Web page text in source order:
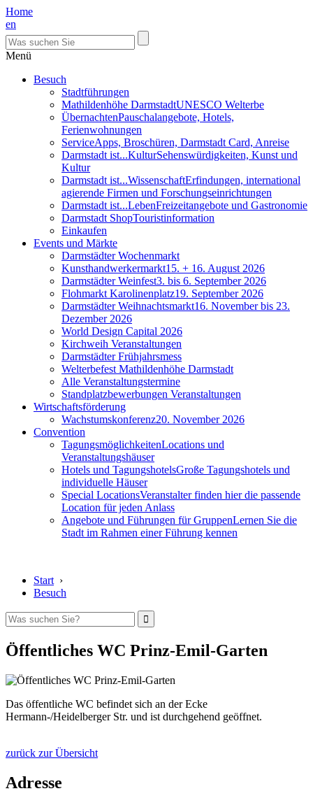
Home
en
Menü
Besuch
Stadtführungen
Mathildenhöhe DarmstadtUNESCO Welterbe
ÜbernachtenPauschalangebote, Hotels,
Ferienwohnungen
ServiceApps, Broschüren, Darmstadt Card, Anreise
Darmstadt ist...KulturSehenswürdigkeiten, Kunst und
Kultur
Darmstadt ist...WissenschaftErfindungen, international
agierende Firmen und Forschungseinrichtungen
Darmstadt ist...LebenFreizeitangebote und Gastronomie
Darmstadt ShopTouristinformation
Einkaufen
Events und Märkte
Darmstädter Wochenmarkt
Kunsthandwerkermarkt15. + 16. August 2026
Darmstädter Weinfest3. bis 6. September 2026
Flohmarkt Karolinenplatz19. September 2026
Darmstädter Weihnachtsmarkt16. November bis 23.
Dezember 2026
World Design Capital 2026
Kirchweih Veranstaltungen
Darmstädter Frühjahrsmess
Welterbefest Mathildenhöhe Darmstadt
Alle Veranstaltungstermine
Standplatzbewerbungen Veranstaltungen
Wirtschaftsförderung
Wachstumskonferenz20. November 2026
Convention
TagungsmöglichkeitenLocations und
Veranstaltungshäuser
Hotels und TagungshotelsGroße Tagungshotels und
individuelle Häuser
Special LocationsVeranstalter finden hier die passende
Location für jeden Anlass
Angebote und Führungen für GruppenLernen Sie die
Stadt im Rahmen einer Führung kennen
Start ›
Besuch
Öffentliches WC Prinz-Emil-Garten
Das öffentliche WC befindet sich an der Ecke
Hermann-/Heidelberger Str. und ist durchgehend geöffnet.
zurück zur Übersicht
Adresse